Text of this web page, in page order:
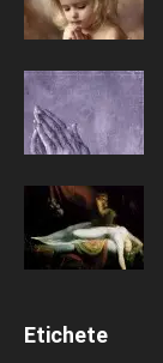
Etichete